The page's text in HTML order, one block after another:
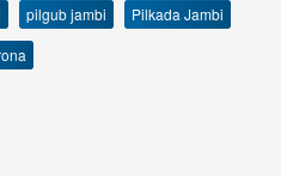
pilgub jambi
Pilkada Jambi